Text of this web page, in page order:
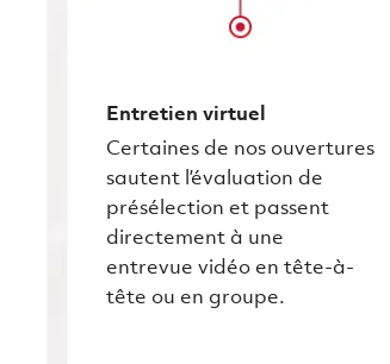
Entretien virtuel
Certaines de nos ouvertures
sautent l’évaluation de
présélection et passent
directement à une
entrevue vidéo en tête-à-
tête ou en groupe.